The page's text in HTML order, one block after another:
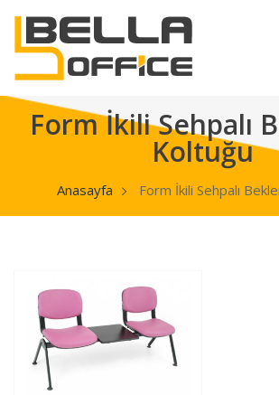
Form İkili Sehpalı
Koltuğu
Anasayfa Form İkili Sehpalı